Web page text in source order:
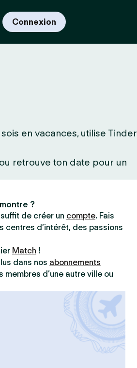
Connexion
en vacances, utilise Tinder
retrouve ton date pour un
?
de créer un compte. Fais
centres d’intérêt, des passions
Match !
dans nos abonnements
d’une autre ville ou